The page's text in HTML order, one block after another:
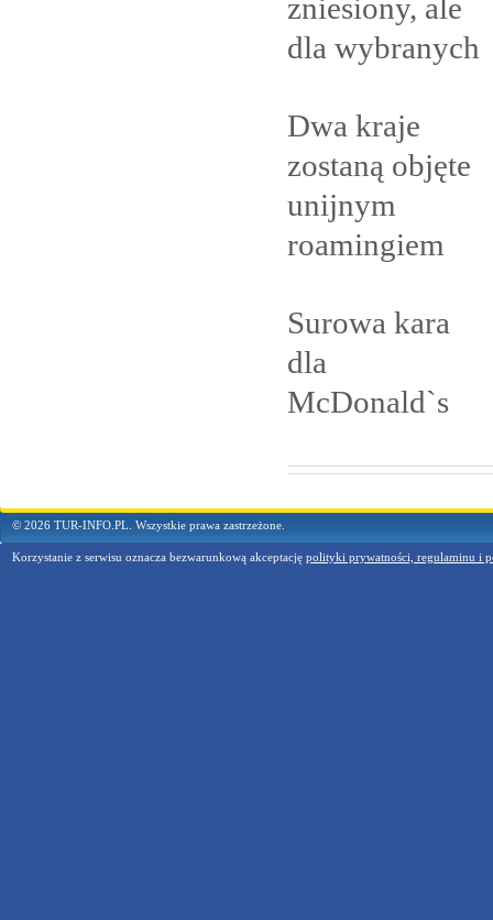
zniesiony, ale
dla wybranych
Dwa kraje
zostaną objęte
unijnym
roamingiem
Surowa kara
dla
McDonald`s
© 2026 TUR-INFO.PL. Wszystkie prawa zastrzeżone.
Korzystanie z serwisu oznacza bezwarunkową akceptację polityki prywatności, regulaminu i